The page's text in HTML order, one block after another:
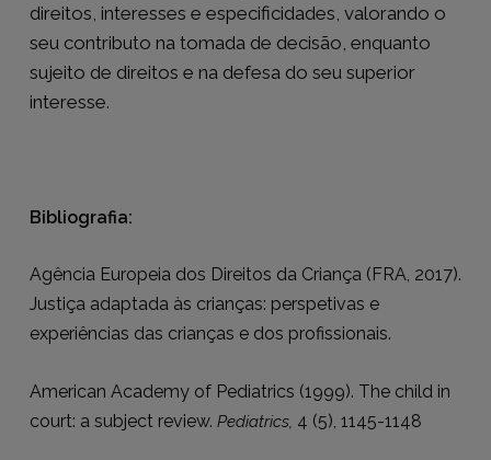
direitos, interesses e especificidades, valorando o
seu contributo na tomada de decisão, enquanto
sujeito de direitos e na defesa do seu superior
interesse.
Bibliografia:
Agência Europeia dos Direitos da Criança (FRA, 2017).
Justiça adaptada às crianças: perspetivas e
experiências das crianças e dos profissionais.
American Academy of Pediatrics (1999). The child in
court: a subject review. Pediatrics, 4 (5), 1145-1148